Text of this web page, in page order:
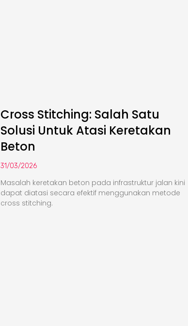
Cross Stitching: Salah Satu
Solusi Untuk Atasi Keretakan
Beton
31/03/2026
Masalah keretakan beton pada infrastruktur jalan kini
dapat diatasi secara efektif menggunakan metode
cross stitching.